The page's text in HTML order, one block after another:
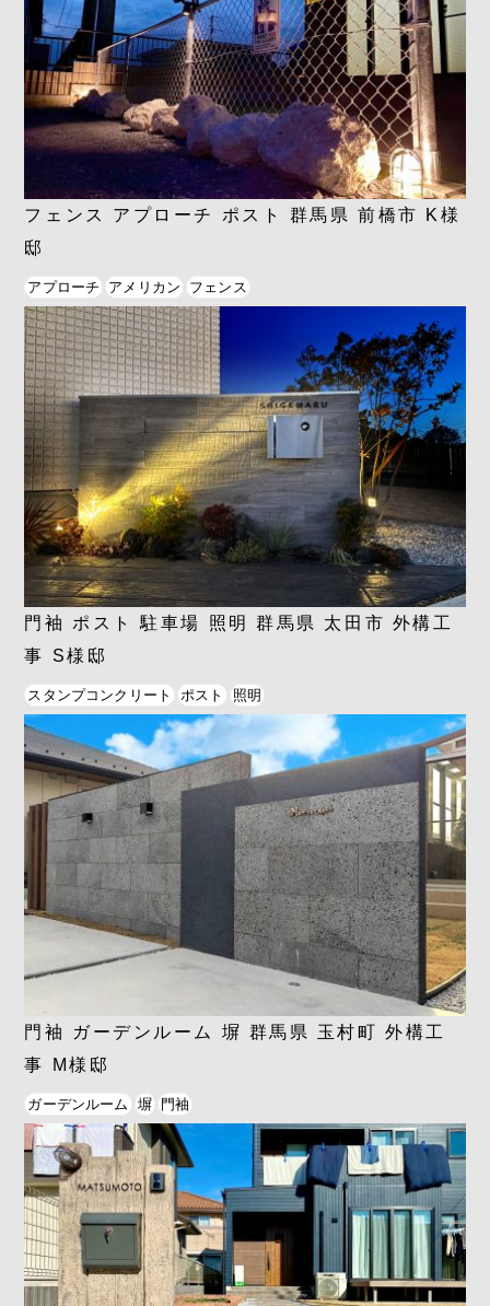
フェンス アプローチ ポスト 群馬県 前橋市 K様
邸
アプローチ アメリカン フェンス
門袖 ポスト 駐車場 照明 群馬県 太田市 外構工
事 S様邸
スタンプコンクリート ポスト 照明
門袖 ガーデンルーム 塀 群馬県 玉村町 外構工
事 M様邸
ガーデンルーム 塀 門袖